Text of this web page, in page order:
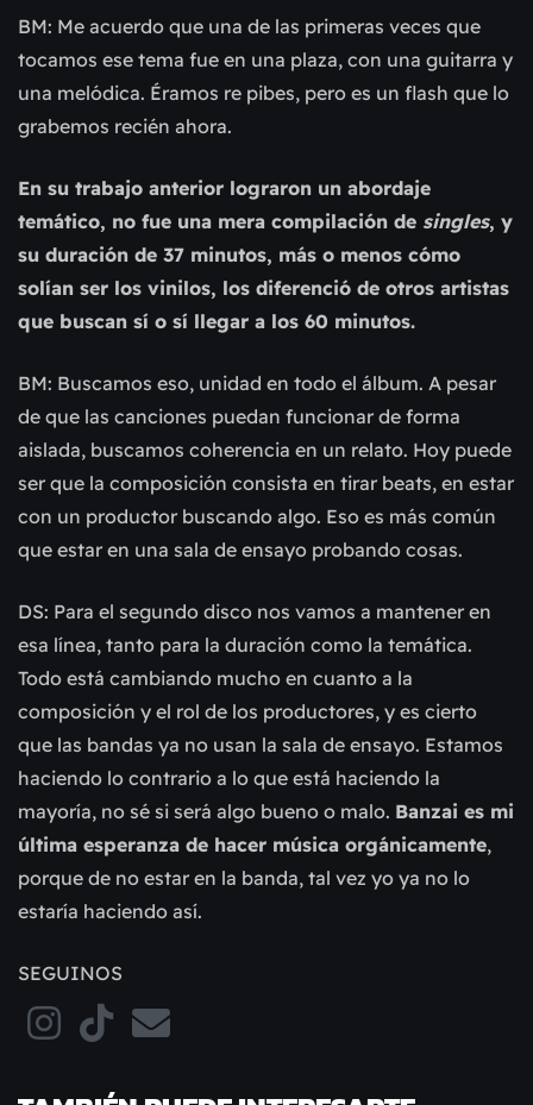
BM: Me acuerdo que una de las primeras veces que
tocamos ese tema fue en una plaza, con una guitarra y
una melódica. Éramos re pibes, pero es un flash que lo
grabemos recién ahora.
En su trabajo anterior lograron un abordaje
temático, no fue una mera compilación de singles, y
su duración de 37 minutos, más o menos cómo
solían ser los vinilos, los diferenció de otros artistas
que buscan sí o sí llegar a los 60 minutos.
BM: Buscamos eso, unidad en todo el álbum. A pesar
de que las canciones puedan funcionar de forma
aislada, buscamos coherencia en un relato. Hoy puede
ser que la composición consista en tirar beats, en estar
con un productor buscando algo. Eso es más común
que estar en una sala de ensayo probando cosas.
DS: Para el segundo disco nos vamos a mantener en
esa línea, tanto para la duración como la temática.
Todo está cambiando mucho en cuanto a la
composición y el rol de los productores, y es cierto
que las bandas ya no usan la sala de ensayo. Estamos
haciendo lo contrario a lo que está haciendo la
mayoría, no sé si será algo bueno o malo. Banzai es mi
última esperanza de hacer música orgánicamente,
porque de no estar en la banda, tal vez yo ya no lo
estaría haciendo así.
SEGUINOS